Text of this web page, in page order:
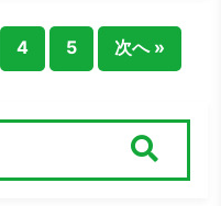
4 5 次へ »